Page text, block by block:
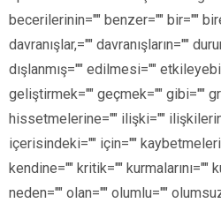
becerilerinin="" benzer="" bir=""
davranışlar,="" davranışların=""
dışlanmış="" edilmesi=""
geliştirmek="" geçmek="" gibi=""
hissetmelerine="" ilişki=""
içerisindeki="" için=""
kendine="" kritik="" kurmalarını=""
neden="" olan="" olumlu=""